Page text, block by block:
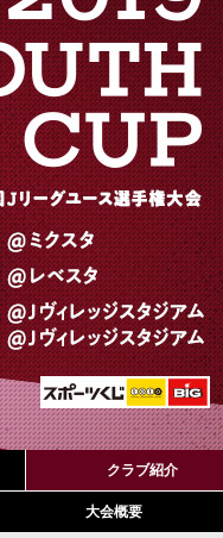
クラブ紹介
大会概要